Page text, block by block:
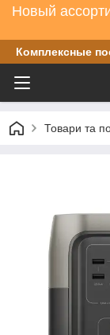
Новый
Комплексные
Товари та